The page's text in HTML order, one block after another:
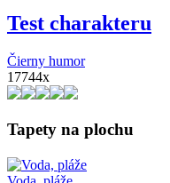
Test charakteru
Čierny humor
17744x
Tapety na plochu